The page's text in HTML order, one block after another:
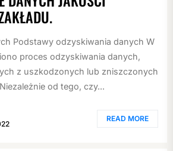
Podstawy odzyskiwania danych W
proces odzyskiwania danych,
z uszkodzonych lub zniszczonych
od tego, czy...
READ MORE